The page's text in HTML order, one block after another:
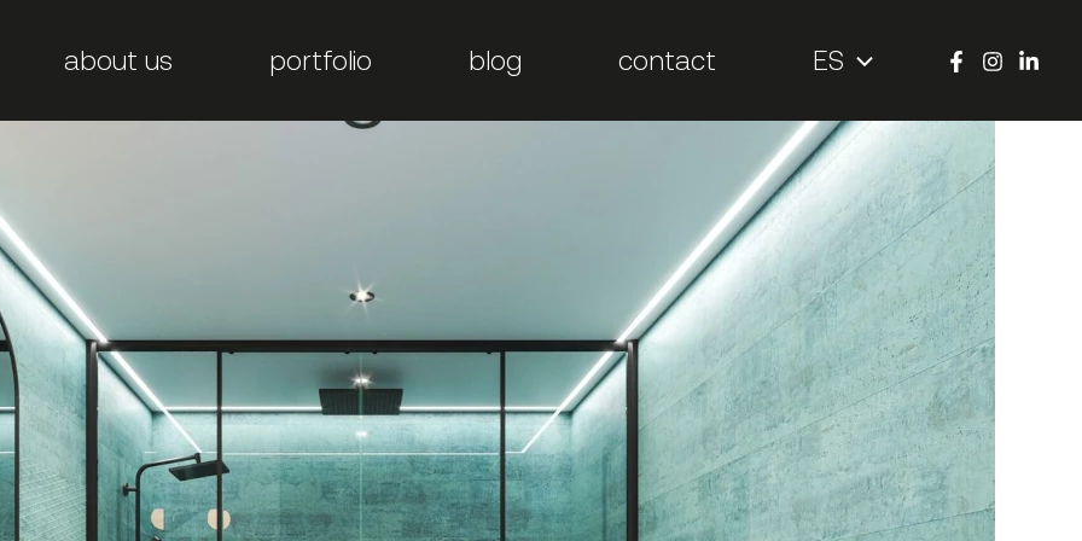
about us portfolio blog contact ES